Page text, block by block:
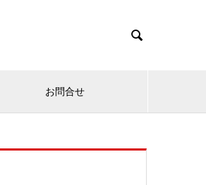

お問合せ